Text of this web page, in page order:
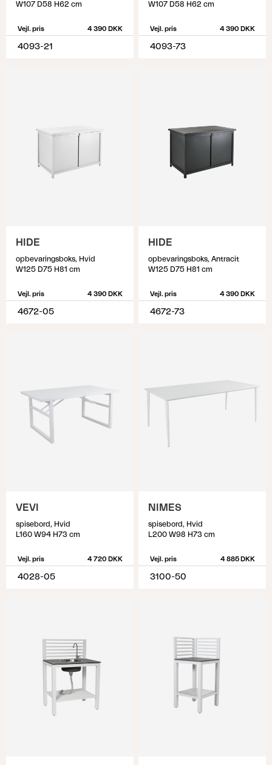
W107 D58 H62 cm
Vejl. pris 4 390 DKK
4093-21
W107 D58 H62 cm
Vejl. pris 4 390 DKK
4093-73
HIDE
opbevaringsboks, Hvid
W125 D75 H81 cm
Vejl. pris 4 390 DKK
4672-05
HIDE
opbevaringsboks, Antracit
W125 D75 H81 cm
Vejl. pris 4 390 DKK
4672-73
VEVI
spisebord, Hvid
L160 W94 H73 cm
Vejl. pris 4 720 DKK
4028-05
NIMES
spisebord, Hvid
L200 W98 H73 cm
Vejl. pris 4 885 DKK
3100-50